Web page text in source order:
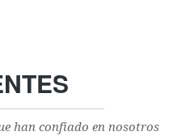
han confiado en nosotros